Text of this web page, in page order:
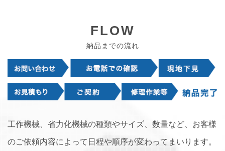
FLOW
納品までの流れ
工作機械、省力化機械の種類やサイズ、数量など、お客様
のご依頼内容によって日程や順序が変わってまいります。